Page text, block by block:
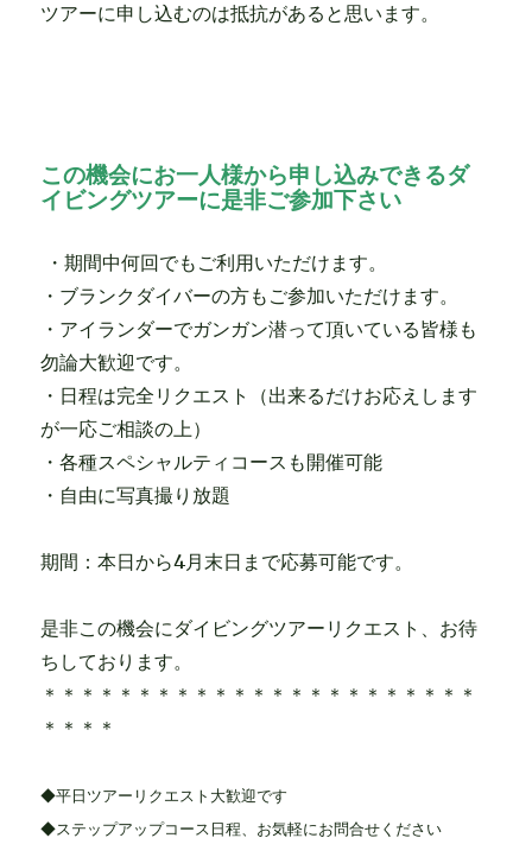
ツアーに申し込むのは抵抗があると思います。
この機会にお一人様から申し込みできるダ
イビングツアーに是非ご参加下さい
・期間中何回でもご利用いただけます。
・ブランクダイバーの方もご参加いただけます。
・アイランダーでガンガン潜って頂いている皆様も
勿論大歓迎です。
・日程は完全リクエスト（出来るだけお応えします
が一応ご相談の上）
・各種スペシャルティコースも開催可能
・自由に写真撮り放題
期間：本日から4月末日まで応募可能です。
是非この機会にダイビングツアーリクエスト、お待
ちしております。
＊＊＊＊＊＊＊＊＊＊＊＊＊＊＊＊＊＊＊＊＊＊＊
＊＊＊＊
◆平日ツアーリクエスト大歓迎です
◆ステップアップコース日程、お気軽にお問合せください